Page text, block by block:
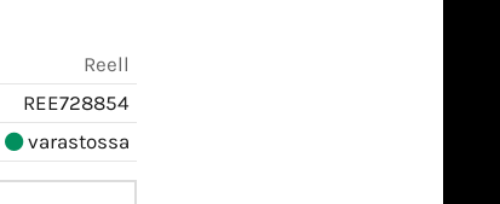
Reell
REE728854
varastossa